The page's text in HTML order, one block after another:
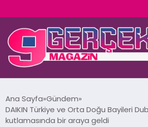
YAŞAM
Ana Sayfa Gündem
DAIKIN Türkiye ve Orta Doğu Bayileri
kutlamasında bir araya geldi